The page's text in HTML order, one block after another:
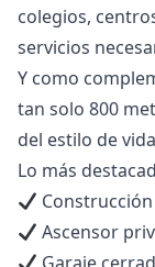
colegios,
servicios
Y como
tan solo 800
del estilo de
Lo más
Ascensor